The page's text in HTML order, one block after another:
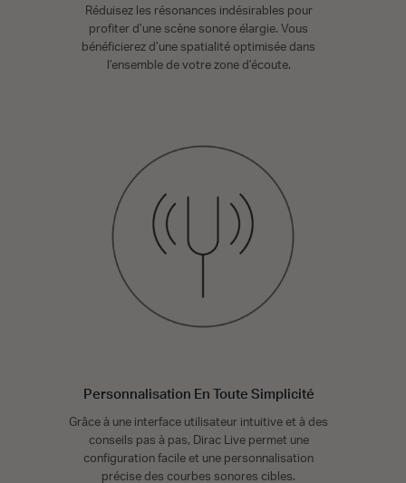
Réduisez les résonances indésirables pour
profiter d’une scène sonore élargie. Vous
bénéficierez d’une spatialité optimisée dans
l’ensemble de votre zone d’écoute.
Personnalisation En Toute Simplicité
Grâce à une interface utilisateur intuitive et à des
conseils pas à pas, Dirac Live permet une
configuration facile et une personnalisation
précise des courbes sonores cibles.